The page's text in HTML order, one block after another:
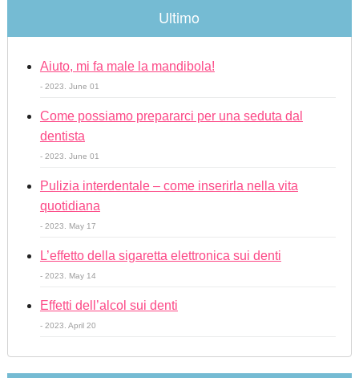
Ultimo
Aiuto, mi fa male la mandibola!
- 2023. June 01
Come possiamo prepararci per una seduta dal
dentista
- 2023. June 01
Pulizia interdentale – come inserirla nella vita
quotidiana
- 2023. May 17
L’effetto della sigaretta elettronica sui denti
- 2023. May 14
Effetti dell’alcol sui denti
- 2023. April 20